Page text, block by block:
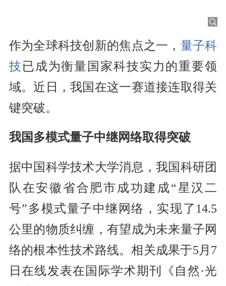
作为全球科技创新的焦点之一， 量子科
技已成为衡量国家科技实力的重要领
域。近日，我国在这一赛道接连取得关
键突破。
我国多模式量子中继网络取得突破
据中国科学技术大学消息，我国科研团
队在安徽省合肥市成功建成“星汉二
号”多模式量子中继网络，实现了14.5
公里的物质纠缠，有望成为未来量子网
络的根本性技术路线。相关成果于5月7
日在线发表在国际学术期刊《自然·光